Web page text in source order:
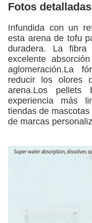
Fotos
Infundida con un
esta arena de tofu
duradera. La
excelente
aglomeración.La
reducir los olores
arena.Los
experiencia más
tiendas de
de marcas